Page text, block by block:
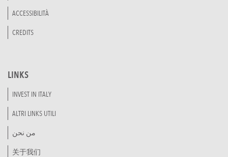
ACCESSIBILITÀ
CREDITS
LINKS
INVEST IN ITALY
ALTRI LINKS UTILI
من نحن
关于我们